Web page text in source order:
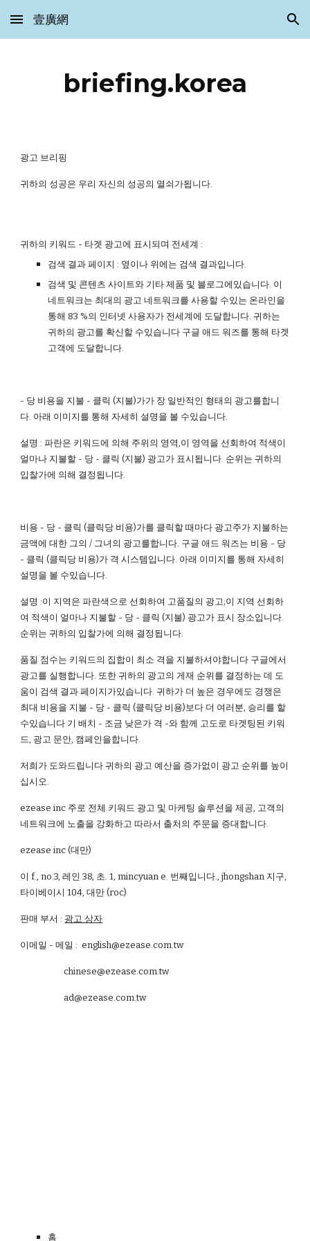
Skip to main content Skip to navigation
壹廣網
briefing.korea
광고 브리핑
귀하의 성공은 우리 자신의 성공의 열쇠가됩니다.
귀하의 키워드 - 타겟 광고에 표시되며 전세계 :
검색 결과 페이지 : 옆이나 위에는 검색 결과입니다.
검색 및 콘텐츠 사이트와 기타 제품 및 블로그에있습니다. 이
네트워크는 최대의 광고 네트워크를 사용할 수있는 온라인을
통해 83 %의 인터넷 사용자가 전세계에 도달합니다. 귀하는
귀하의 광고를 확신할 수있습니다 구글 애드 워즈를 통해 타겟
고객에 도달합니다.
- 당 비용을 지불 - 클릭 (지불)가가 장 일반적인 형태의 광고를합니
다. 아래 이미지를 통해 자세히 설명을 볼 수있습니다.
설명 : 파란은 키워드에 의해 주위의 영역,이 영역을 선회하여 적색이
얼마나 지불할 - 당 - 클릭 (지불) 광고가 표시됩니다. 순위는 귀하의
입찰가에 의해 결정됩니다.
비용 - 당 - 클릭 (클릭당 비용)가를 클릭할 때마다 광고주가 지불하는
금액에 대한 그의 / 그녀의 광고를합니다. 구글 애드 워즈는 비용 - 당
- 클릭 (클릭당 비용)가 격 시스템입니다. 아래 이미지를 통해 자세히
설명을 볼 수있습니다.
설명 :이 지역은 파란색으로 선회하여 고품질의 광고;이 지역 선회하
여 적색이 얼마나 지불할 - 당 - 클릭 (지불) 광고가 표시 장소입니다.
순위는 귀하의 입찰가에 의해 결정됩니다.
품질 점수는 키워드의 집합이 최소 격을 지불하셔야합니다 구글에서
광고를 실행합니다. 또한 귀하의 광고의 게재 순위를 결정하는 데 도
움이 검색 결과 페이지가있습니다. 귀하가 더 높은 경우에도 경쟁은
최대 비용을 지불 - 당 - 클릭 (클릭당 비용)보다 더 여러분, 승리를 할
수있습니다 기 배치 - 조금 낮은가 격 -와 함께 고도로 타겟팅된 키워
드, 광고 문안, 캠페인을합니다.
저희가 도와드립니다 귀하의 광고 예산을 증가없이 광고 순위를 높이
십시오.
ezease inc 주로 전체 키워드 광고 및 마케팅 솔루션을 제공, 고객의
네트워크에 노출을 강화하고 따라서 출처의 주문을 증대합니다.
ezease inc (대만)
이 f., no.3, 레인 38, 초. 1, mincyuan e. 번째입니다., jhongshan 지구,
타이베이시 104, 대만 (roc)
판매 부서 : 광고 상자
이메일 - 메일 : english@ezease.com.tw
chinese@ezease.com.tw
ad@ezease.com.tw
홈